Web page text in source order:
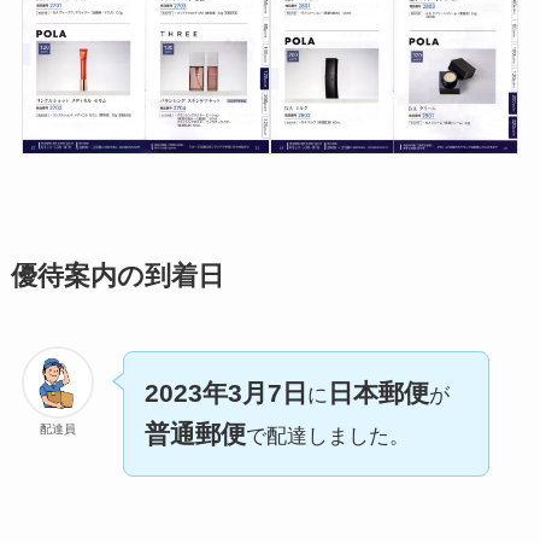
優待案内の到着日
配達員
2023年3月7日 に 日本郵便が
普通郵便で配達しました。